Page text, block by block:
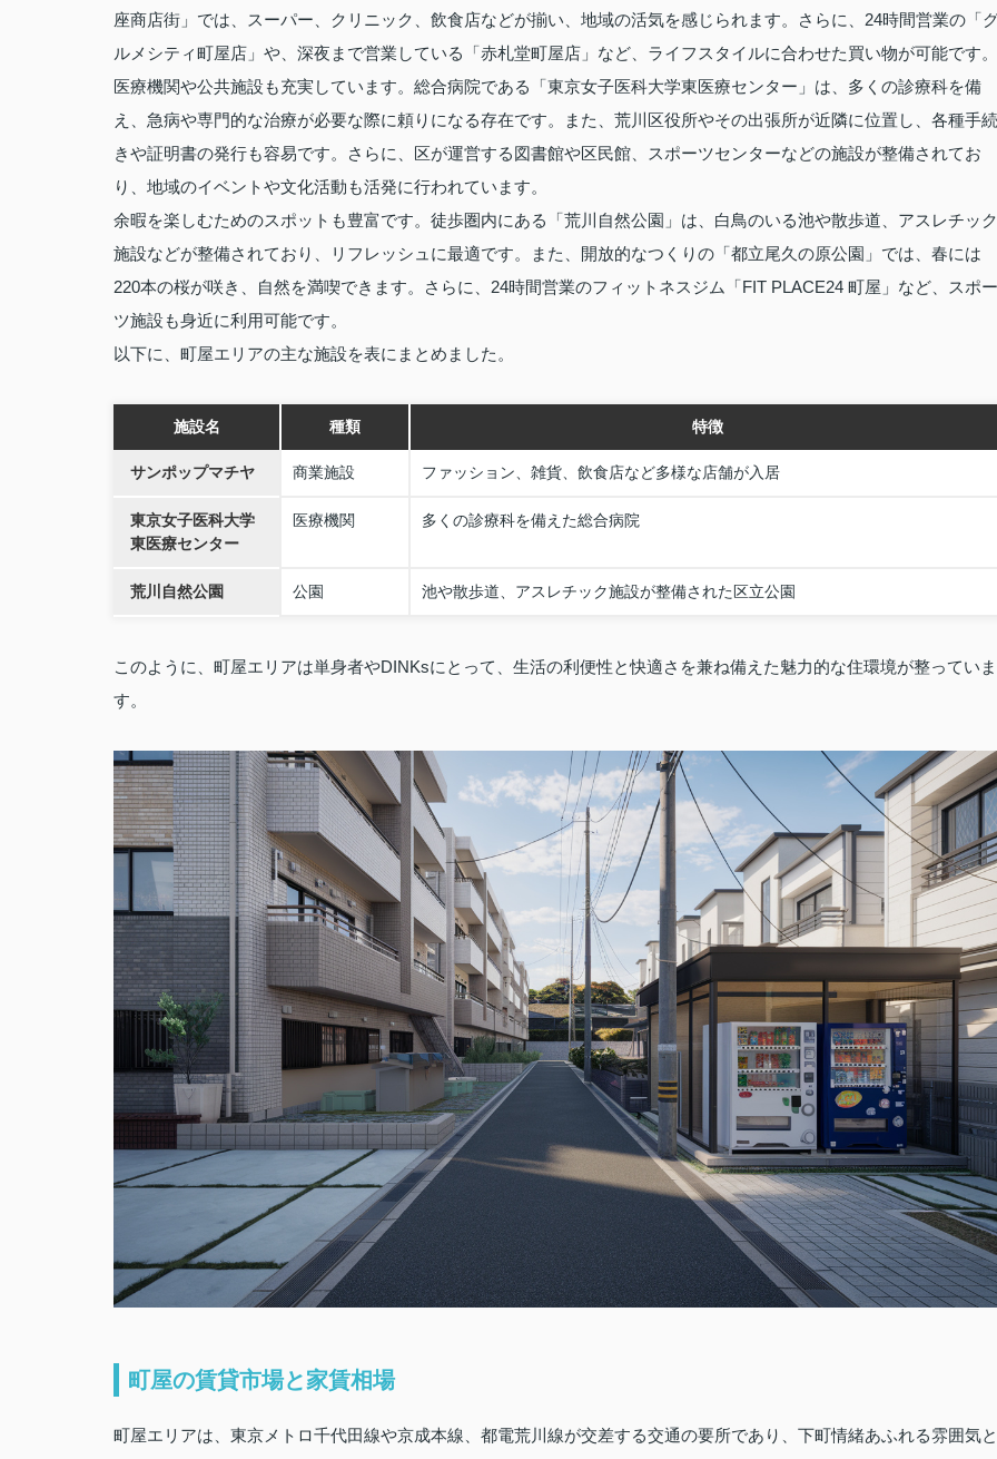
座商店街」では、スーパー、クリニック、飲食店などが揃い、地域の活気を感じられます。さらに、24時間営業の「
ルメシティ町屋店」や、深夜まで営業している「赤札堂町屋店」など、ライフスタイルに合わせた買い物が可能です。
医療機関や公共施設も充実しています。総合病院である「東京女子医科大学東医療センター」は、多くの診療科を備
え、急病や専門的な治療が必要な際に頼りになる存在です。また、荒川区役所やその出張所が近隣に位置し、各種手続
きや証明書の発行も容易です。さらに、区が運営する図書館や区民館、スポーツセンターなどの施設が整備されてお
り、地域のイベントや文化活動も活発に行われています。
余暇を楽しむためのスポットも豊富です。徒歩圏内にある「荒川自然公園」は、白鳥のいる池や散歩道、アスレチック
施設などが整備されており、リフレッシュに最適です。また、開放的なつくりの「都立尾久の原公園」では、春には
220本の桜が咲き、自然を満喫できます。さらに、24時間営業のフィットネスジム「FIT PLACE24 町屋」など、スポー
ツ施設も身近に利用可能です。
以下に、町屋エリアの主な施設を表にまとめました。
施設名 種類 特徴
サンポップマチヤ 商業施設 ファッション、雑貨、飲食店など多様な店舗が入居
東京女子医科大学
東医療センター
医療機関 多くの診療科を備えた総合病院
荒川自然公園 公園 池や散歩道、アスレチック施設が整備された区立公園
このように、町屋エリアは単身者やDINKsにとって、生活の利便性と快適さを兼ね備えた魅力的な住環境が整っていま
す。
町屋の賃貸市場と家賃相場
町屋エリアは、東京メトロ千代田線や京成本線、都電荒川線が交差する交通の要所であり、下町情緒あふれる雰囲気と